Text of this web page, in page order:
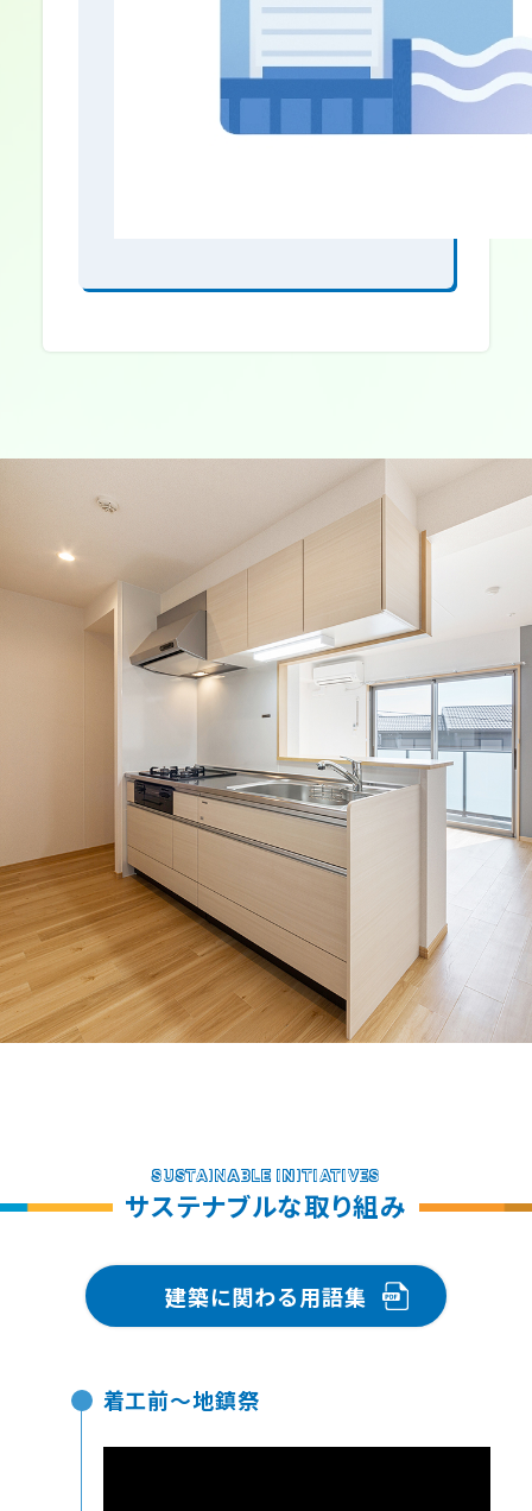
SUSTAINABLE INITIATIVES
サステナブルな取り組み
建築に関わる用語集
着工前～地鎮祭